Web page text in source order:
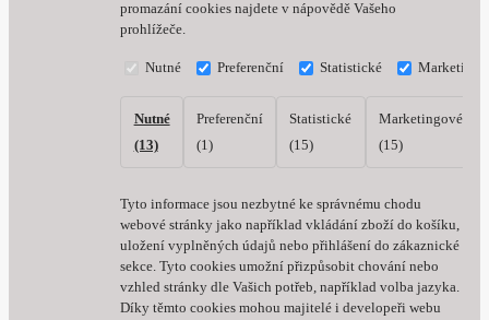
promazání cookies najdete v nápovědě Vašeho
prohlížeče.
Nutné Preferenční Statistické
Nutné
(13)
Preferenční
(1)
Statistické
(15)
Marketingové
(15)
Tyto informace jsou nezbytné ke správnému chodu
webové stránky jako například vkládání zboží do košíku,
uložení vyplněných údajů nebo přihlášení do zákaznické
sekce. Tyto cookies umožní přizpůsobit chování nebo
vzhled stránky dle Vašich potřeb, například volba jazyka.
Díky těmto cookies mohou majitelé i developeři webu